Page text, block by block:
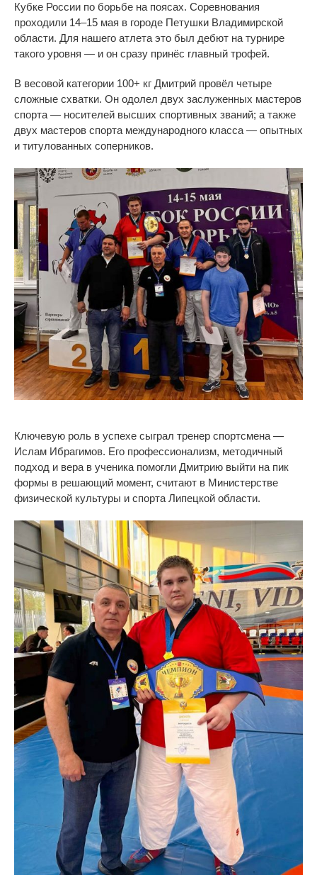
Кубке России по борьбе на поясах. Соревнования
проходили 14–15 мая в городе Петушки Владимирской
области. Для нашего атлета это был дебют на турнире
такого уровня — и он сразу принёс главный трофей.
В весовой категории 100+ кг Дмитрий провёл четыре
сложные схватки. Он одолел двух заслуженных мастеров
спорта — носителей высших спортивных званий; а также
двух мастеров спорта международного класса — опытных
и титулованных соперников.
Ключевую роль в успехе сыграл тренер спортсмена —
Ислам Ибрагимов. Его профессионализм, методичный
подход и вера в ученика помогли Дмитрию выйти на пик
формы в решающий момент, считают в Министерстве
физической культуры и спорта Липецкой области.